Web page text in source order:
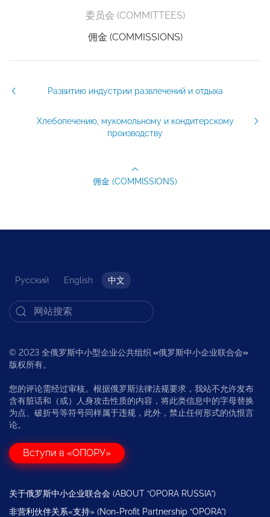
委员会 (COMMITTEES)
佣金 (COMMISSIONS)
Развитию индустрии развлечений и отдыха
Хлебопечению, мукомольному и кондитерскому
производству
佣金 (COMMISSIONS)
Русский English 中文
© 2023 全俄罗斯中小型企业公共组织 «俄罗斯中小企业联合会»
版权所有。
您的评论需经过审核。根据俄罗斯法律法规要求，我站不允许发布
含有脏话和（或）人身攻击性质的内容，将此类信息中的字母替换
为点、破折号等符号同样属于违规，此外，禁止任何形式的仇恨言
论。
Вступи в «ОПОРУ»
关于俄罗斯中小企业联合会 (ABOUT “OPORA RUSSIA”)
非营利伙伴关系«支持» (Non-Profit Partnership “OPORA”)